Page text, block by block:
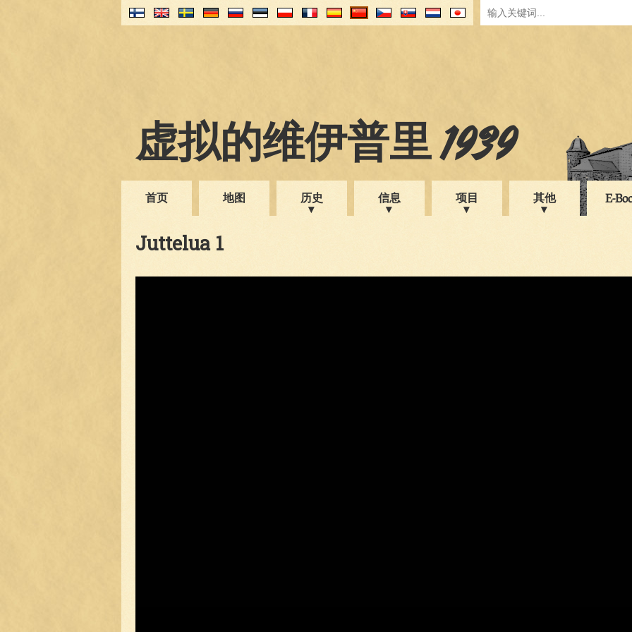
虚拟的维伊普里 1939
首页 地图 历史 信息 项目 其他 E-
Juttelua 1